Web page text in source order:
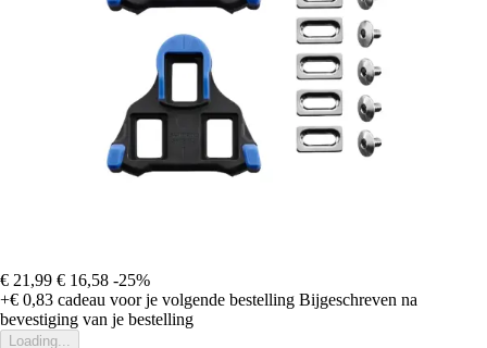
€ 21,99 € 16,58 -25%
+€ 0,83 cadeau voor je volgende bestelling Bijgeschreven na
bevestiging van je bestelling
Loading...